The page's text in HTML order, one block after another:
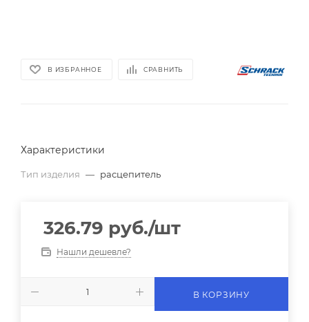
В ИЗБРАННОЕ СРАВНИТЬ
Характеристики
Тип изделия — расцепитель
326.79 руб./шт
Нашли дешевле?
В КОРЗИНУ